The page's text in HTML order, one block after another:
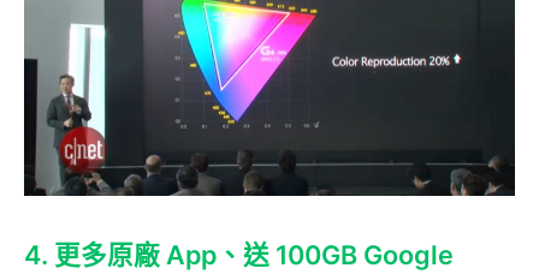
4. 更多原廠 App、送 100GB Google